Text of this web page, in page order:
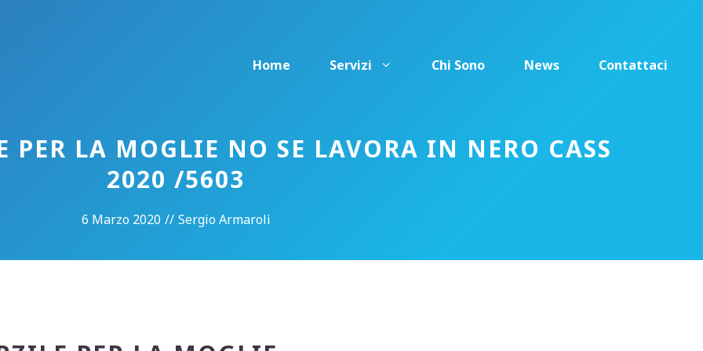
Home
Servizi Chi Sono News Contattaci
PER LA MOGLIE NO SE LAVORA IN NERO CASS
2020 /5603
6 Marzo 2020 // Sergio Armaroli